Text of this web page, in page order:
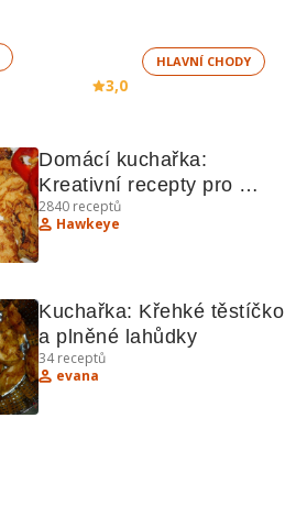
HLAVNÍ CHODY
3,0
Domácí kuchařka:
Kreativní recepty pro
každý den
2840 receptů
Hawkeye
Kuchařka: Křehké těstíčko
a plněné lahůdky
34receptů
evana